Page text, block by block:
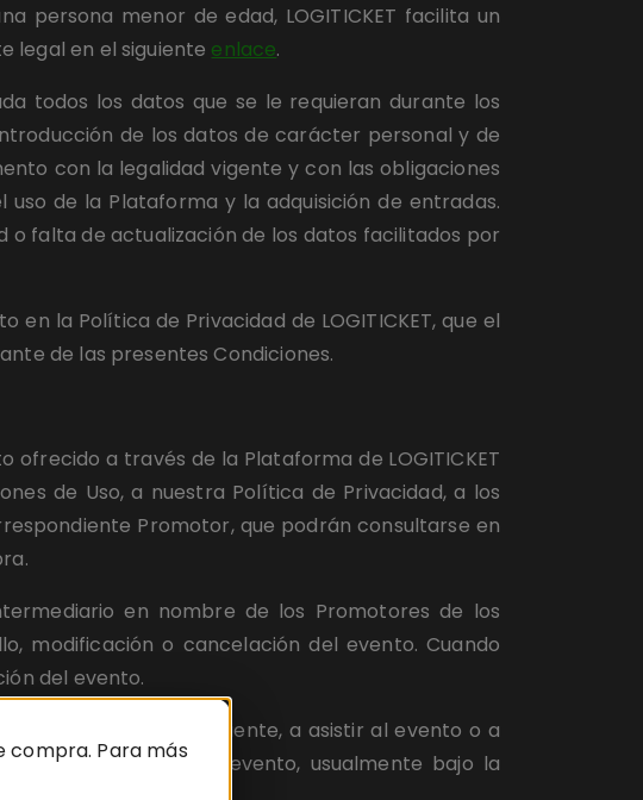
persona menor de edad, LOGITICKET facilita un
legal en el siguiente enlace.
todos los datos que se le requieran durante los
de los datos de carácter personal y de
con la legalidad vigente y con las obligaciones
de la Plataforma y la adquisición de entradas.
o falta de actualización de los datos facilitados por
la Política de Privacidad de LOGITICKET, que el
de las presentes Condiciones.
a través de la Plataforma de LOGITICKET
de Uso, a nuestra Política de Privacidad, a los
Promotor, que podrán consultarse en
en nombre de los Promotores de los
modificación o cancelación del evento. Cuando
del evento.
Promotor correspondiente, a asistir al evento o a
en el anuncio del evento, usualmente bajo la
compra. Para más